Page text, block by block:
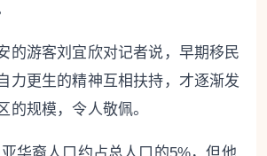
游客刘宜欣对记者说，早期移民
力更生的精神互相扶持，才逐渐发
的规模，令人敬佩。